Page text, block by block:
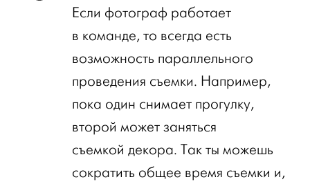
Если фотограф работает
в команде, то всегда есть
возможность параллельного
проведения съемки. Например,
пока один снимает прогулку,
второй может заняться
съемкой декора. Так ты можешь
сократить общее время съемки и,